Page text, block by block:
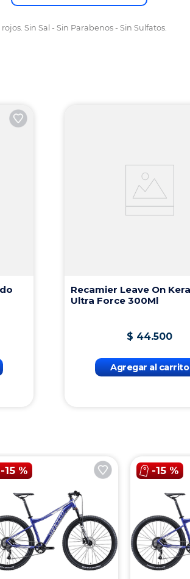
Sin Sal - Sin Parabenos - Sin Sulfatos.
Recamier Leave On
Ultra Force 300Ml
$ 44.500
Agregar al carrito
-15 % -15 %